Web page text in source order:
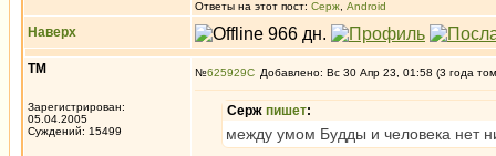
Ответы на этот пост: Серж Android
Наверх
ТМ
Зарегистрирован:
05.04.2005
Суждений: 15499
№625929 Добавлено: Вс 30 Апр 23, 01:58 (3 года
Серж пишет:
между умом Будды и человека нет